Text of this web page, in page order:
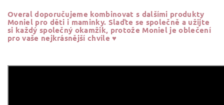
Overal doporučujeme kombinovat s dalšími produkty
Moniel pro děti i maminky. Slaďte se společně a užijte
si každý společný okamžik, protože Moniel je oblečení
pro vaše nejkrásnější chvíle ♥